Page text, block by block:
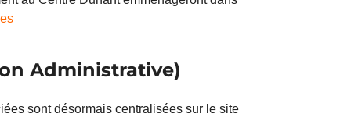
Administrative)
sont désormais centralisées sur le site